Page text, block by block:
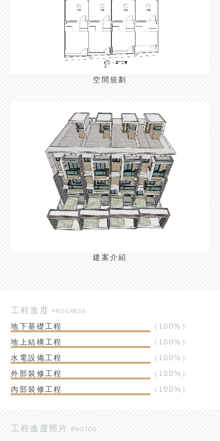
空間規劃
建案介紹
工程進度 PROGRESS
地下基礎工程 （ 100%）
地上結構工程
（ 100%）
水電設備工程
（ 100%）
外部裝修工程
（ 100%）
內部裝修工程
（ 100%）
工程進度照片 PHOTOS